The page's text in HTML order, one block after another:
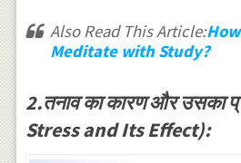
Also Read This Article:
Meditate with Study?
2.तनाव का कारण और उसका
Stress and Its Effect):